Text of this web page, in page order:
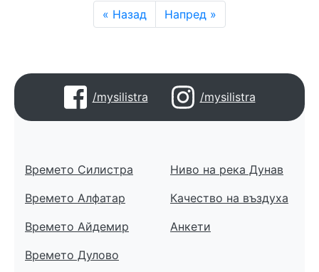
« Назад Напред »
/mysilistra /mysilistra
Времето Силистра
Времето Алфатар
Времето Айдемир
Времето Дулово
Ниво на река Дунав
Качество на въздуха
Анкети